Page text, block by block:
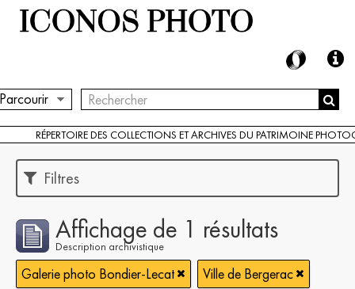
RÉPERTOIRE DES COLLECTIONS ET ARCHIVES DU PATRIMOINE
Filtres
Affichage de 1 résultats
Description archivistique
Galerie photo Bondier-Lecat Ville de Bergerac